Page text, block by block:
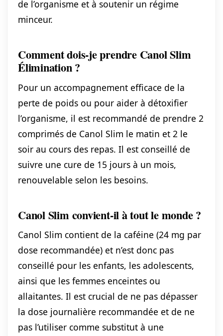
de l’organisme et à soutenir un régime
minceur.
Comment dois-je prendre Canol Slim
Élimination ?
Pour un accompagnement efficace de la
perte de poids ou pour aider à détoxifier
l’organisme, il est recommandé de prendre 2
comprimés de Canol Slim le matin et 2 le
soir au cours des repas. Il est conseillé de
suivre une cure de 15 jours à un mois,
renouvelable selon les besoins.
Canol Slim convient-il à tout le monde ?
Canol Slim contient de la caféine (24 mg par
dose recommandée) et n’est donc pas
conseillé pour les enfants, les adolescents,
ainsi que les femmes enceintes ou
allaitantes. Il est crucial de ne pas dépasser
la dose journalière recommandée et de ne
pas l’utiliser comme substitut à une